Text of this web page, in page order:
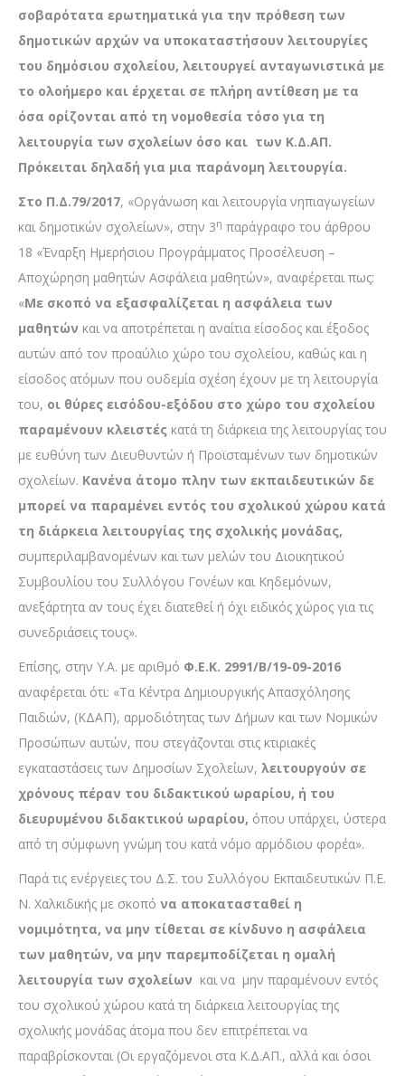
σοβαρότατα ερωτηματικά για την πρόθεση των
δημοτικών αρχών να υποκαταστήσουν λειτουργίες
του δημόσιου σχολείου, λειτουργεί ανταγωνιστικά με
το ολοήμερο και έρχεται σε πλήρη αντίθεση με τα
όσα ορίζονται από τη νομοθεσία τόσο για τη
λειτουργία των σχολείων όσο και των Κ.Δ.ΑΠ.
Πρόκειται δηλαδή για μια παράνομη λειτουργία.
Στο Π.Δ.79/2017, «Οργάνωση και λειτουργία νηπιαγωγείων
και δημοτικών σχολείων», στην 3η παράγραφο του άρθρου
18 «Έναρξη Ημερήσιου Προγράμματος Προσέλευση –
Αποχώρηση μαθητών Ασφάλεια μαθητών», αναφέρεται πως:
«Με σκοπό να εξασφαλίζεται η ασφάλεια των
μαθητών και να αποτρέπεται η αναίτια είσοδος και έξοδος
αυτών από τον προαύλιο χώρο του σχολείου, καθώς και η
είσοδος ατόμων που ουδεμία σχέση έχουν με τη λειτουργία
του, οι θύρες εισόδου-εξόδου στο χώρο του σχολείου
παραμένουν κλειστές κατά τη διάρκεια της λειτουργίας του
με ευθύνη των Διευθυντών ή Προϊσταμένων των δημοτικών
σχολείων. Κανένα άτομο πλην των εκπαιδευτικών δε
μπορεί να παραμένει εντός του σχολικού χώρου κατά
τη διάρκεια λειτουργίας της σχολικής μονάδας,
συμπεριλαμβανομένων και των μελών του Διοικητικού
Συμβουλίου του Συλλόγου Γονέων και Κηδεμόνων,
ανεξάρτητα αν τους έχει διατεθεί ή όχι ειδικός χώρος για τις
συνεδριάσεις τους».
Επίσης, στην Υ.Α. με αριθμό Φ.Ε.Κ. 2991/Β/19-09-2016
αναφέρεται ότι: «Τα Κέντρα Δημιουργικής Απασχόλησης
Παιδιών, (ΚΔΑΠ), αρμοδιότητας των Δήμων και των Νομικών
Προσώπων αυτών, που στεγάζονται στις κτιριακές
εγκαταστάσεις των Δημοσίων Σχολείων, λειτουργούν σε
χρόνους πέραν του διδακτικού ωραρίου, ή του
διευρυμένου διδακτικού ωραρίου, όπου υπάρχει, ύστερα
από τη σύμφωνη γνώμη του κατά νόμο αρμόδιου φορέα».
Παρά τις ενέργειες του Δ.Σ. του Συλλόγου Εκπαιδευτικών Π.Ε.
Ν. Χαλκιδικής με σκοπό να αποκατασταθεί η
νομιμότητα, να μην τίθεται σε κίνδυνο η ασφάλεια
των μαθητών, να μην παρεμποδίζεται η ομαλή
λειτουργία των σχολείων και να μην παραμένουν εντός
του σχολικού χώρου κατά τη διάρκεια λειτουργίας της
σχολικής μονάδας άτομα που δεν επιτρέπεται να
παραβρίσκονται (Οι εργαζόμενοι στα Κ.Δ.ΑΠ., αλλά και όσοι